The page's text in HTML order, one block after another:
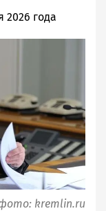
2026 года
kremlin.ru